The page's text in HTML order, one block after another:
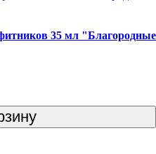
35 мл "Благородные